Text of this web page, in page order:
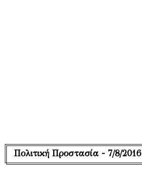
Πολιτική Προστασία - 7/8/2016